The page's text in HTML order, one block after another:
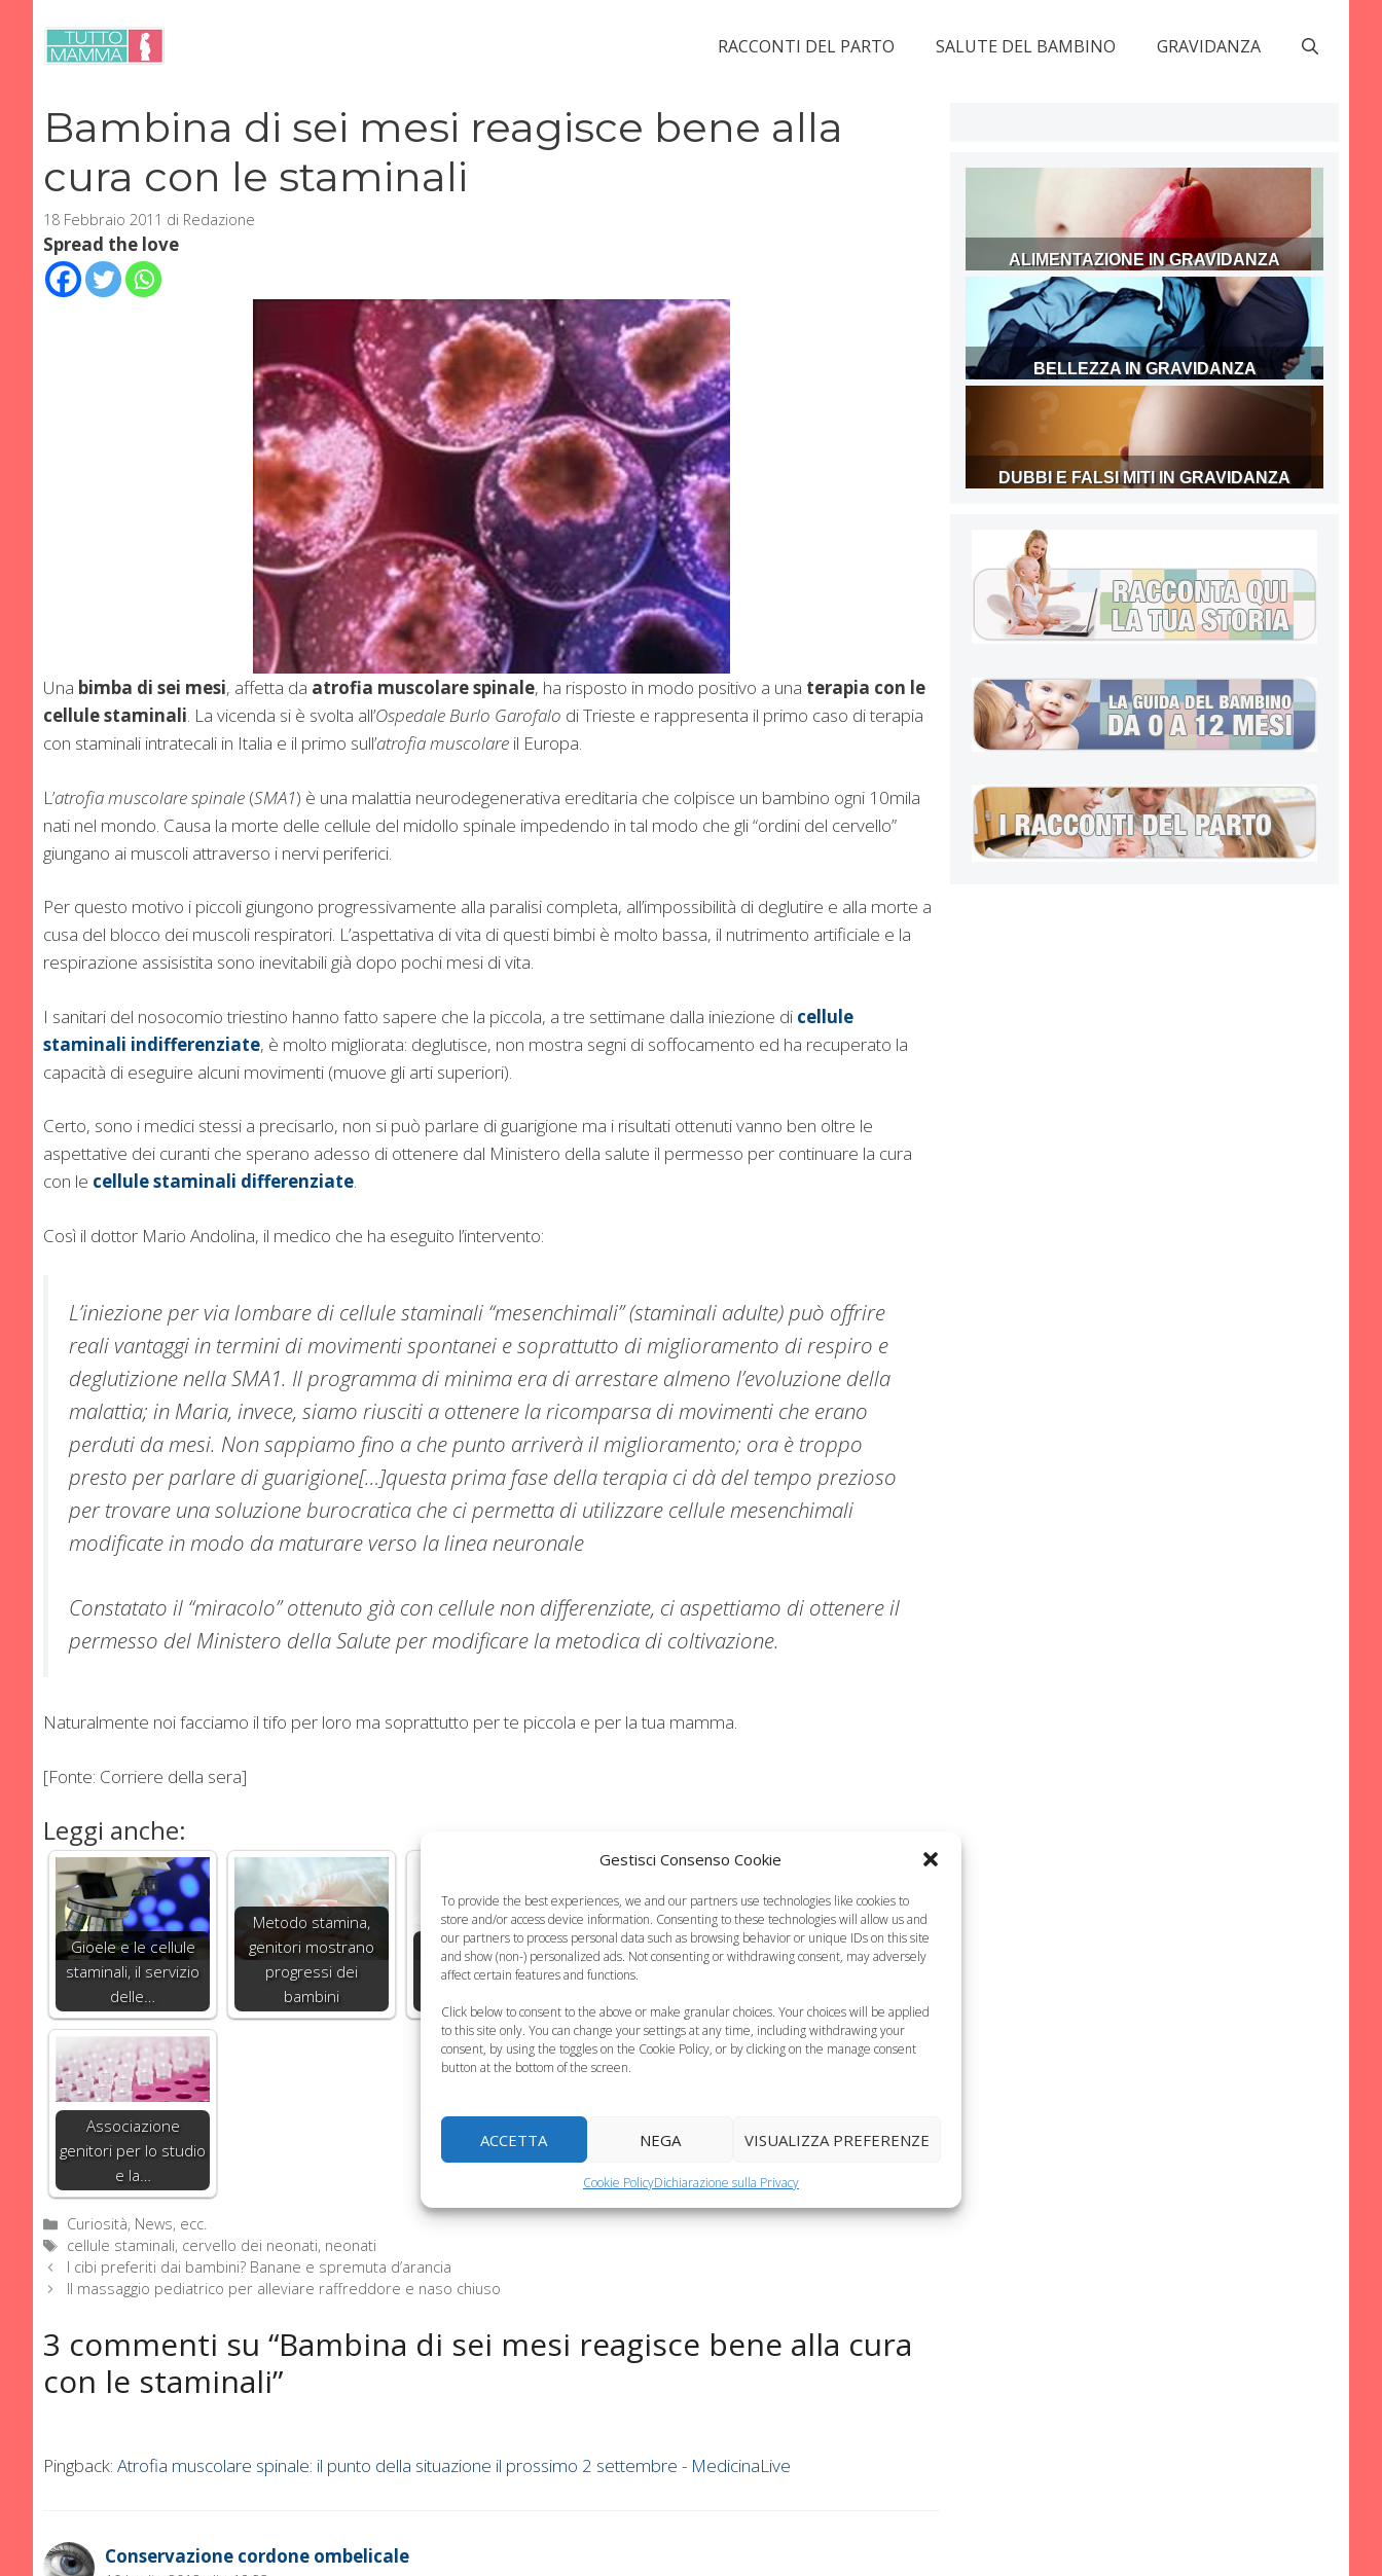
Gestisci Consenso Cookie
To provide the best experiences, we and our partners use technologies like cookies to
store and/or access device information. Consenting to these technologies will allow us and
our partners to process personal data such as browsing behavior or unique IDs on this site
and show (non-) personalized ads. Not consenting or withdrawing consent, may adversely
affect certain features and functions.
Click below to consent to the above or make granular choices. Your choices will be applied
to this site only. You can change your settings at any time, including withdrawing your
consent, by using the toggles on the Cookie Policy, or by clicking on the manage consent
button at the bottom of the screen.
ACCETTA NEGA VISUALIZZA PREFERENZE
Cookie PolicyDichiarazione sulla Privacy
contenuto
RACCONTI DEL PARTO SALUTE DEL BAMBINO GRAVIDANZA
Bambina di sei mesi reagisce bene alla
cura con le staminali
18 Febbraio 2011 di Redazione
Spread the love
Una bimba di sei mesi, affetta da atrofia muscolare spinale, ha risposto in modo positivo a una terapia con le
cellule staminali. La vicenda si è svolta all’Ospedale Burlo Garofalo di Trieste e rappresenta il primo caso di terapia
con staminali intratecali in Italia e il primo sull’atrofia muscolare il Europa.
L’atrofia muscolare spinale (SMA1) è una malattia neurodegenerativa ereditaria che colpisce un bambino ogni 10mila
nati nel mondo. Causa la morte delle cellule del midollo spinale impedendo in tal modo che gli “ordini del cervello”
giungano ai muscoli attraverso i nervi periferici.
Per questo motivo i piccoli giungono progressivamente alla paralisi completa, all’impossibilità di deglutire e alla morte a
cusa del blocco dei muscoli respiratori. L’aspettativa di vita di questi bimbi è molto bassa, il nutrimento artificiale e la
respirazione assisistita sono inevitabili già dopo pochi mesi di vita.
I sanitari del nosocomio triestino hanno fatto sapere che la piccola, a tre settimane dalla iniezione di cellule
staminali indifferenziate, è molto migliorata: deglutisce, non mostra segni di soffocamento ed ha recuperato la
capacità di eseguire alcuni movimenti (muove gli arti superiori).
Certo, sono i medici stessi a precisarlo, non si può parlare di guarigione ma i risultati ottenuti vanno ben oltre le
aspettative dei curanti che sperano adesso di ottenere dal Ministero della salute il permesso per continuare la cura
con le cellule staminali differenziate.
Così il dottor Mario Andolina, il medico che ha eseguito l’intervento:
L’iniezione per via lombare di cellule staminali “mesenchimali” (staminali adulte) può offrire
reali vantaggi in termini di movimenti spontanei e soprattutto di miglioramento di respiro e
deglutizione nella SMA1. Il programma di minima era di arrestare almeno l’evoluzione della
malattia; in Maria, invece, siamo riusciti a ottenere la ricomparsa di movimenti che erano
perduti da mesi. Non sappiamo fino a che punto arriverà il miglioramento; ora è troppo
presto per parlare di guarigione[…]questa prima fase della terapia ci dà del tempo prezioso
per trovare una soluzione burocratica che ci permetta di utilizzare cellule mesenchimali
modificate in modo da maturare verso la linea neuronale
Constatato il “miracolo” ottenuto già con cellule non differenziate, ci aspettiamo di ottenere il
permesso del Ministero della Salute per modificare la metodica di coltivazione.
Naturalmente noi facciamo il tifo per loro ma soprattutto per te piccola e per la tua mamma.
[Fonte: Corriere della sera]
Leggi anche:
Gioele e le cellule
staminali, il servizio
delle…
Metodo stamina,
genitori mostrano
progressi dei
bambini
Malattia dei bambini
bolla, al via la terapia
Cellule staminali, via
libera per Sofia e
Associazione
genitori per lo studio
e la…
Categorie
Curiosità, News, ecc.
Tag
cellule staminali, cervello dei neonati, neonati
I cibi preferiti dai bambini? Banane e spremuta d’arancia
Il massaggio pediatrico per alleviare raffreddore e naso chiuso
3 commenti su “Bambina di sei mesi reagisce bene alla cura
con le staminali”
Pingback: Atrofia muscolare spinale: il punto della situazione il prossimo 2 settembre - MedicinaLive
Conservazione cordone ombelicale
ALIMENTAZIONE IN GRAVIDANZA
BELLEZZA IN GRAVIDANZA
DUBBI E FALSI MITI IN GRAVIDANZA